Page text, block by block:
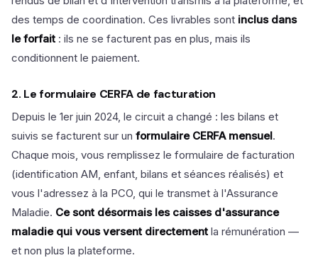
des temps de coordination. Ces livrables sont inclus dans
le forfait : ils ne se facturent pas en plus, mais ils
conditionnent le paiement.
2. Le formulaire CERFA de facturation
Depuis le 1er juin 2024, le circuit a changé : les bilans et
suivis se facturent sur un formulaire CERFA mensuel.
Chaque mois, vous remplissez le formulaire de facturation
(identification AM, enfant, bilans et séances réalisés) et
vous l'adressez à la PCO, qui le transmet à l'Assurance
Maladie. Ce sont désormais les caisses d'assurance
maladie qui vous versent directement la rémunération —
et non plus la plateforme.